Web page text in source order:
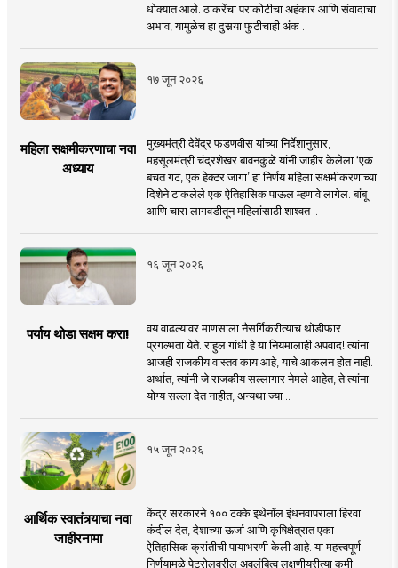
धोक्यात आले. ठाकरेंचा पराकोटीचा अहंकार आणि संवादाचा
अभाव, यामुळेच हा दुसर्‍या फुटीचाही अंक ..
१७ जून २०२६
महिला सक्षमीकरणाचा नवा
अध्याय
मुख्यमंत्री देवेंद्र फडणवीस यांच्या निर्देशानुसार,
महसूलमंत्री चंद्रशेखर बावनकुळे यांनी जाहीर केलेला ‘एक
बचत गट, एक हेक्टर जागा’ हा निर्णय महिला सक्षमीकरणाच्या
दिशेने टाकलेले एक ऐतिहासिक पाऊल म्हणावे लागेल. बांबू
आणि चारा लागवडीतून महिलांसाठी शाश्वत ..
१६ जून २०२६
पर्याय थोडा सक्षम करा!
वय वाढल्यावर माणसाला नैसर्गिकरीत्याच थोडीफार
प्रगल्भता येते. राहुल गांधी हे या नियमालाही अपवाद! त्यांना
आजही राजकीय वास्तव काय आहे, याचे आकलन होत नाही.
अर्थात, त्यांनी जे राजकीय सल्लागार नेमले आहेत, ते त्यांना
योग्य सल्ला देत नाहीत, अन्यथा ज्या ..
१५ जून २०२६
आर्थिक स्वातंत्र्याचा नवा
जाहीरनामा
केंद्र सरकारने १०० टक्के इथेनॉल इंधनवापराला हिरवा
कंदील देत, देशाच्या ऊर्जा आणि कृषिक्षेत्रात एका
ऐतिहासिक क्रांतीची पायाभरणी केली आहे. या महत्त्वपूर्ण
निर्णयामुळे पेट्रोलवरील अवलंबित्व लक्षणीयरीत्या कमी